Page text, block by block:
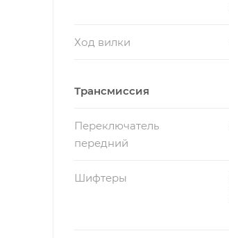
Ход вилки
Трансмиссия
Переключатель
передний
Шифтеры